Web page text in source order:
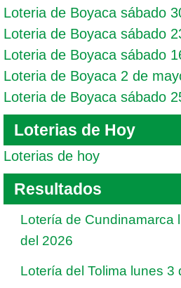
Loteria de Boyaca sábado
Loteria de Boyaca sábado
Loteria de Boyaca sábado
Loteria de Boyaca 2 de
Loteria de Boyaca sábado
Loterias de Hoy
Loterias de hoy
Resultados
Lotería de Cundinamarca
del 2026
Lotería del Tolima lunes 3